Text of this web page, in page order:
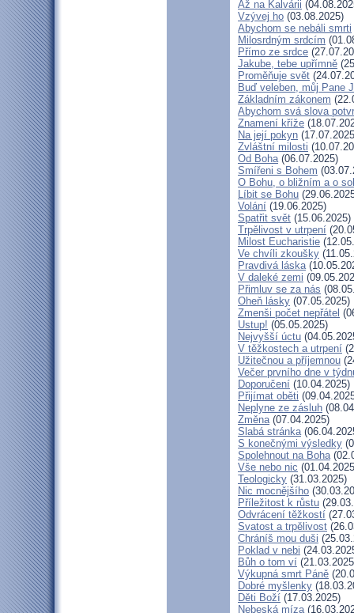
Až na Kalvárii
Vzývej ho (03.08.2025)
Abychom se nebáli smrti
Milosrdným srdcím
Přímo ze srdce
Jakube, tebe upřímně
Proměňuje svět
Buď veleben, můj Pane
Základním zákonem
Abychom svá slova
Znamení kříže
Na její pokyn
Zvláštní milosti
Od Boha(06.07.2025)
Smířeni s Bohem
O Bohu, o bližním a o
Líbit se Bohu
Volání (19.06.2025)
Spatřit svět (15.06.2025)
Trpělivost v utrpení
Milost Eucharistie
Ve chvíli zkoušky
Pravdivá láska
V daleké zemi
Přimluv se za nás
Oheň lásky (07.05.2025)
Zmenši počet nepřátel
Ustup! (05.05.2025)
Nejvyšší úctu
V těžkostech a utrpení
Užitečnou a příjemnou
Večer prvního dne v
Doporučení (10.04.2025)
Přijímat oběti
Neplyne ze zásluh
Změna(07.04.2025)
Slabá stránka
S konečnými výsledky
Spolehnout na Boha
Vše nebo nic
Teologicky (31.03.2025)
Nic mocnějšího
Příležitost k růstu
Odvrácení těžkostí
Svatost a trpělivost
Chráníš mou duši
Poklad v nebi
Bůh o tom ví
Výkupná smrt Páně
Dobré myšlenky
Děti Boží (17.03.2025)
Nebeská míza